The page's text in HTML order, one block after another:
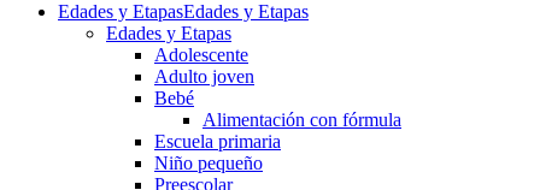
Edades y EtapasEdades y Etapas
Edades y Etapas
Adolescente
Adulto joven
Bebé
Alimentación con fórmula
Escuela primaria
Niño pequeño
Preescolar